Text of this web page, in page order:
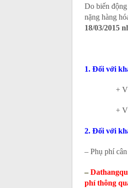
Do biến
nặng hàng
18/03/2015
1. Đối với
+ Về
+ Về
2. Đối với
– Phụ phí
–
phí thông